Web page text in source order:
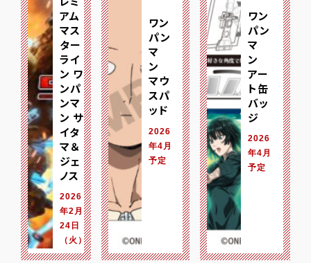
アム
マス
ター
ライ
ン ワ
ンパ
ンマ
ン サ
イタ
マ＆
ジェ
ノス
2026
年2月
24日
（火）
ワン
パン
マ
ン
マウ
スパ
ッド
2026
年4月
予定
ワン
パン
マ
ン
アー
ト缶
バッ
ジ
2026
年4月
予定